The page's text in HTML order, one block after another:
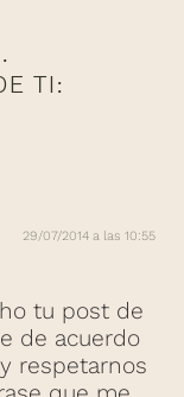
TI:
29/07/2014 a las 10:55
tu post de
de acuerdo
respetarnos